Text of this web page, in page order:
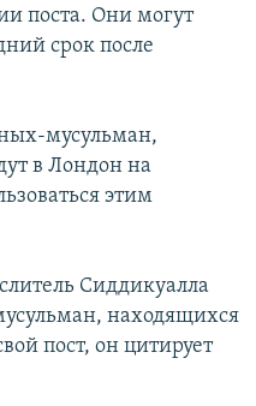
поста. Они могут
срок после
мусульман,
в Лондон на
этим
Сиддикуалла
находящихся
пост, он цитирует